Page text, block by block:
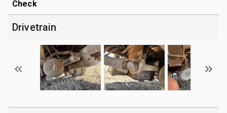
Check
Drivetrain